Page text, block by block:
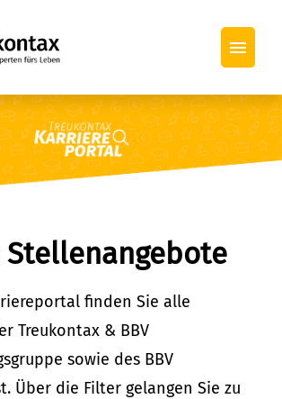
finden Sie alle
Treukontax & BBV
sowie des BBV
Über die Filter gelangen Sie zu